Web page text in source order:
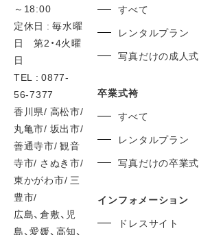
～18:00
定休日 : 毎水曜
日 第2・4火曜
日
TEL : 0877-
56-7377
香川県/ 高松市/
丸亀市/ 坂出市/
善通寺市/ 観音
寺市/ さぬき市/
東かがわ市/ 三
豊市/
広島、倉敷、児
島、愛媛、高知、
すべて
レンタルプラン
写真だけの成人式
卒業式袴
すべて
レンタルプラン
写真だけの卒業式
インフォメーション
ドレスサイト